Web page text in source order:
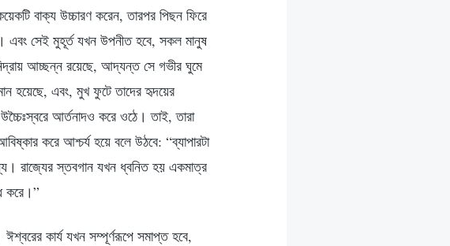
বাক্য উচ্চারণ করেন, তারপর পিছন ফিরে
এবং সেই মুহূর্ত যখন উপনীত হবে, সকল মানুষ
আচ্ছন্ন রয়েছে, আদ্যন্ত সে গভীর ঘুমে
হয়েছে, এবং, মুখ ফুটে তাদের হৃদয়ের
আর্তনাদও করে ওঠে। তাই, তারা
করে আশ্চর্য হয়ে বলে উঠবে: “ব্যাপারটা
রাজ্যের স্তবগান যখন ধ্বনিত হয় একমাত্র
করে।”
কার্য যখন সম্পূর্ণরূপে সমাপ্ত হবে,